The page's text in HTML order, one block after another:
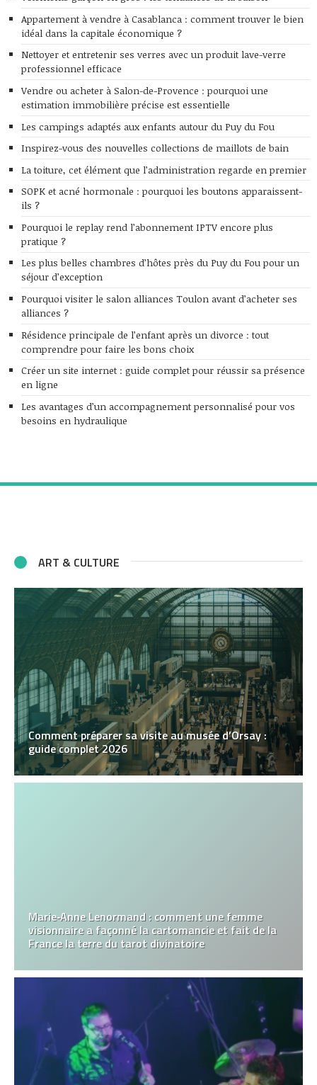
Appartement à vendre à Casablanca : comment trouver le bien
idéal dans la capitale économique ?
Nettoyer et entretenir ses verres avec un produit lave-verre
professionnel efficace
Vendre ou acheter à Salon-de-Provence : pourquoi une
estimation immobilière précise est essentielle
Les campings adaptés aux enfants autour du Puy du Fou
Inspirez-vous des nouvelles collections de maillots de bain
La toiture, cet élément que l’administration regarde en premier
SOPK et acné hormonale : pourquoi les boutons apparaissent-
ils ?
Pourquoi le replay rend l’abonnement IPTV encore plus
pratique ?
Les plus belles chambres d’hôtes près du Puy du Fou pour un
séjour d’exception
Pourquoi visiter le salon alliances Toulon avant d’acheter ses
alliances ?
Résidence principale de l’enfant après un divorce : tout
comprendre pour faire les bons choix
Créer un site internet : guide complet pour réussir sa présence
en ligne
Les avantages d’un accompagnement personnalisé pour vos
besoins en hydraulique
ART & CULTURE
Comment préparer sa visite au musée d’Orsay :
guide complet 2026
Marie‑Anne Lenormand : comment une femme
visionnaire a façonné la cartomancie et fait de la
France la terre du tarot divinatoire